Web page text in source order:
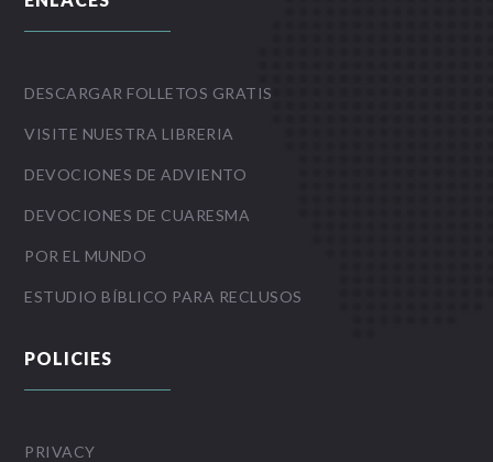
DESCARGAR FOLLETOS GRATIS
VISITE NUESTRA LIBRERIA
DEVOCIONES DE ADVIENTO
DEVOCIONES DE CUARESMA
POR EL MUNDO
ESTUDIO BÍBLICO PARA RECLUSOS
POLICIES
PRIVACY